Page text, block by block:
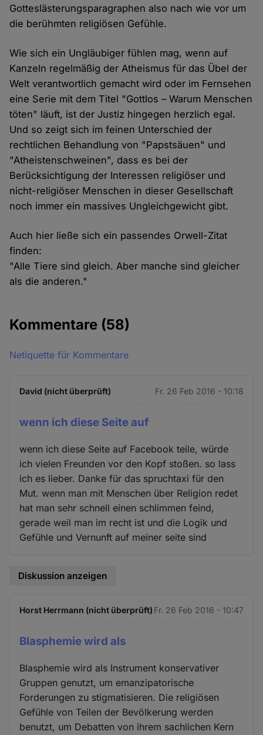
Gotteslästerungsparagraphen also nach wie vor um
die berühmten religiösen Gefühle.
Wie sich ein Ungläubiger fühlen mag, wenn auf
Kanzeln regelmäßig der Atheismus für das Übel der
Welt verantwortlich gemacht wird oder im Fernsehen
eine Serie mit dem Titel "Gottlos – Warum Menschen
töten" läuft, ist der Justiz hingegen herzlich egal.
Und so zeigt sich im feinen Unterschied der
rechtlichen Behandlung von "Papstsäuen" und
"Atheistenschweinen", dass es bei der
Berücksichtigung der Interessen religiöser und
nicht-religiöser Menschen in dieser Gesellschaft
noch immer ein massives Ungleichgewicht gibt.
Auch hier ließe sich ein passendes Orwell-Zitat
finden:
"Alle Tiere sind gleich. Aber manche sind gleicher
als die anderen."
Kommentare (58)
Netiquette für Kommentare
David (nicht überprüft) Fr. 26 Feb 2016 - 10:18
wenn ich diese Seite auf
wenn ich diese Seite auf Facebook teile, würde
ich vielen Freunden vor den Kopf stoßen. so lass
ich es lieber. Danke für das spruchtaxi für den
Mut. wenn man mit Menschen über Religion redet
hat man sehr schnell einen schlimmen feind,
gerade weil man im recht ist und die Logik und
Gefühle und Vernunft auf meiner seite sind
Diskussion anzeigen
Horst Herrmann (nicht überprüft) Fr. 26 Feb 2016 - 10:47
Blasphemie wird als
Blasphemie wird als Instrument konservativer
Gruppen genutzt, um emanzipatorische
Forderungen zu stigmatisieren. Die religiösen
Gefühle von Teilen der Bevölkerung werden
benutzt, um Debatten von ihrem sachlichen Kern